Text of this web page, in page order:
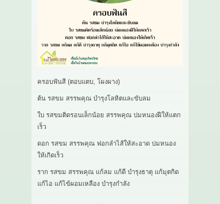
ครอบฟันสี (ตอบแตบ, โผงผาง)
ต้น รสขม สรรพคุณ บำรุงโลหิตและขับลม
ใบ รสขมติดรอนเล็กน้อย สรรพคุณ บ่มหนองฝีให้แตก
เร็ว
ดอก รสขม สรรพคุณ ฟอกลำไส้ให้สะอาด บ่มหนอง
ให้เกิดเร็ว
ราก รสขม สรรพคุณ แก้ลม แก้ดี บำรุงธาตุ แก้มุตกิด
แก้ไอ แก้ไข้ผอมเหลือง บำรุงกำลัง